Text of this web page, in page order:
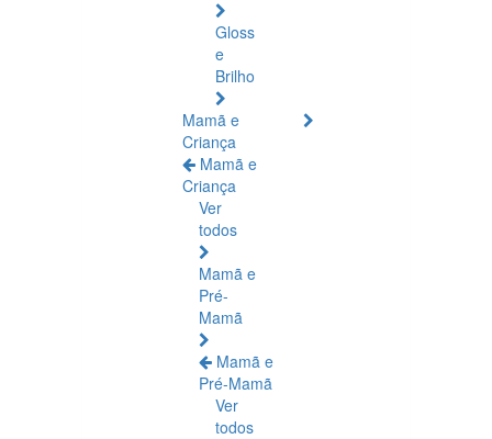
Gloss
e
Brilho
Mamã e
Criança
Mamã e
Criança
Ver
todos
Mamã e
Pré-
Mamã
Mamã e
Pré-Mamã
Ver
todos